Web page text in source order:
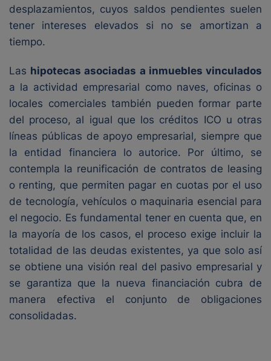
desplazamientos, cuyos saldos pendientes suelen
tener intereses elevados si no se amortizan a
tiempo.
Las hipotecas asociadas a inmuebles vinculados
a la actividad empresarial como naves, oficinas o
locales comerciales también pueden formar parte
del proceso, al igual que los créditos ICO u otras
líneas públicas de apoyo empresarial, siempre que
la entidad financiera lo autorice. Por último, se
contempla la reunificación de contratos de leasing
o renting, que permiten pagar en cuotas por el uso
de tecnología, vehículos o maquinaria esencial para
el negocio. Es fundamental tener en cuenta que, en
la mayoría de los casos, el proceso exige incluir la
totalidad de las deudas existentes, ya que solo así
se obtiene una visión real del pasivo empresarial y
se garantiza que la nueva financiación cubra de
manera efectiva el conjunto de obligaciones
consolidadas.